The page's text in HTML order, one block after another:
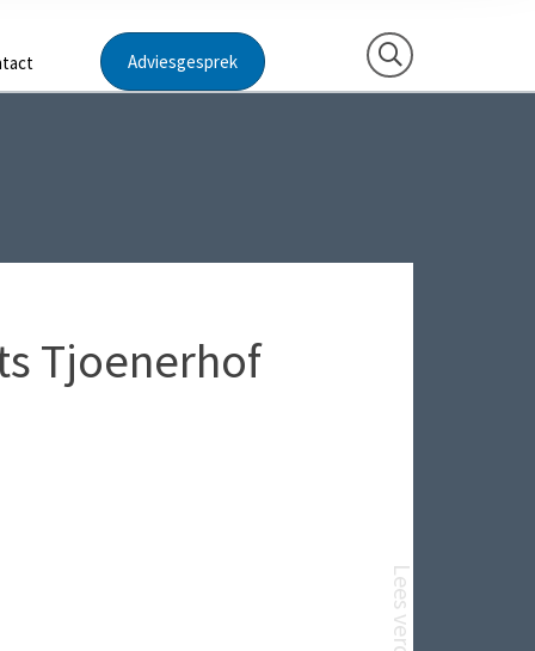
Adviesgesprek
Tjoenerhof
Lees verder